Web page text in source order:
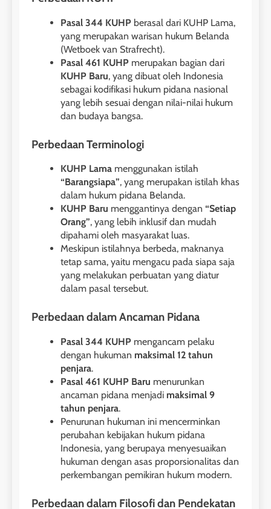
Pasal 344 KUHP berasal dari KUHP Lama,
yang merupakan warisan hukum Belanda
(Wetboek van Strafrecht).
Pasal 461 KUHP merupakan bagian dari
KUHP Baru, yang dibuat oleh Indonesia
sebagai kodifikasi hukum pidana nasional
yang lebih sesuai dengan nilai-nilai hukum
dan budaya bangsa.
Perbedaan Terminologi
KUHP Lama menggunakan istilah
“Barangsiapa”, yang merupakan istilah khas
dalam hukum pidana Belanda.
KUHP Baru menggantinya dengan “Setiap
Orang”, yang lebih inklusif dan mudah
dipahami oleh masyarakat luas.
Meskipun istilahnya berbeda, maknanya
tetap sama, yaitu mengacu pada siapa saja
yang melakukan perbuatan yang diatur
dalam pasal tersebut.
Perbedaan dalam Ancaman Pidana
Pasal 344 KUHP mengancam pelaku
dengan hukuman maksimal 12 tahun
penjara.
Pasal 461 KUHP Baru menurunkan
ancaman pidana menjadi maksimal 9
tahun penjara.
Penurunan hukuman ini mencerminkan
perubahan kebijakan hukum pidana
Indonesia, yang berupaya menyesuaikan
hukuman dengan asas proporsionalitas dan
perkembangan pemikiran hukum modern.
Perbedaan dalam Filosofi dan Pendekatan